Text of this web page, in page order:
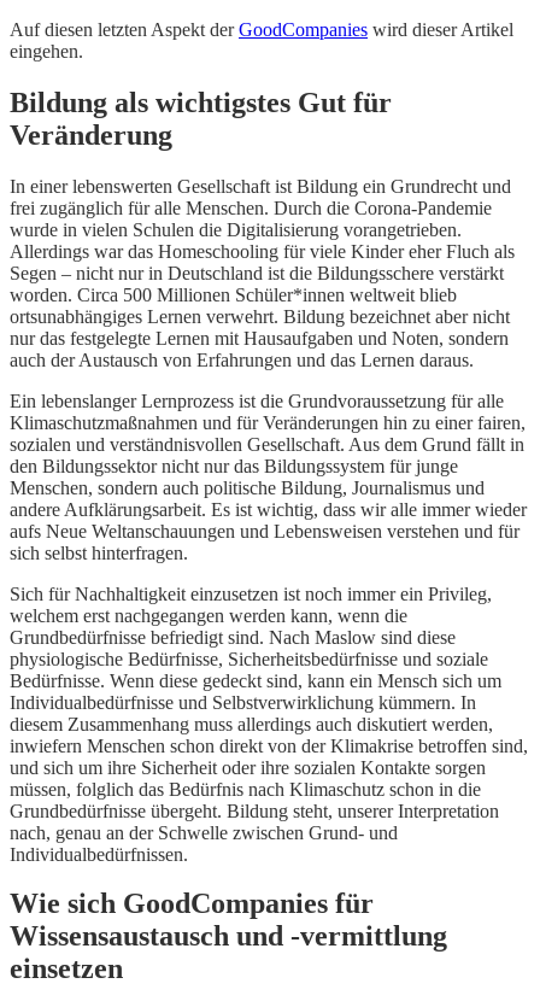
Auf diesen letzten Aspekt derGoodCompanies wird dieser Artikel
eingehen.
Bildung als wichtigstes Gut für
Veränderung
In einer lebenswerten Gesellschaft ist Bildung ein Grundrecht und
frei zugänglich für alle Menschen. Durch die Corona-Pandemie
wurde in vielen Schulen die Digitalisierung vorangetrieben.
Allerdings war das Homeschooling für viele Kinder eher Fluch als
Segen – nicht nur in Deutschland ist die Bildungsschere verstärkt
worden. Circa 500 Millionen Schüler*innen weltweit blieb
ortsunabhängiges Lernen verwehrt. Bildung bezeichnet aber nicht
nur das festgelegte Lernen mit Hausaufgaben und Noten, sondern
auch der Austausch von Erfahrungen und das Lernen daraus.
Ein lebenslanger Lernprozess ist die Grundvoraussetzung für alle
Klimaschutzmaßnahmen und für Veränderungen hin zu einer fairen,
sozialen und verständnisvollen Gesellschaft. Aus dem Grund fällt in
den Bildungssektor nicht nur das Bildungssystem für junge
Menschen, sondern auch politische Bildung, Journalismus und
andere Aufklärungsarbeit. Es ist wichtig, dass wir alle immer wieder
aufs Neue Weltanschauungen und Lebensweisen verstehen und für
sich selbst hinterfragen.
Sich für Nachhaltigkeit einzusetzen ist noch immer ein Privileg,
welchem erst nachgegangen werden kann, wenn die
Grundbedürfnisse befriedigt sind. Nach Maslow sind diese
physiologische Bedürfnisse, Sicherheitsbedürfnisse und soziale
Bedürfnisse. Wenn diese gedeckt sind, kann ein Mensch sich um
Individualbedürfnisse und Selbstverwirklichung kümmern. In
diesem Zusammenhang muss allerdings auch diskutiert werden,
inwiefern Menschen schon direkt von der Klimakrise betroffen sind,
und sich um ihre Sicherheit oder ihre sozialen Kontakte sorgen
müssen, folglich das Bedürfnis nach Klimaschutz schon in die
Grundbedürfnisse übergeht. Bildung steht, unserer Interpretation
nach, genau an der Schwelle zwischen Grund- und
Individualbedürfnissen.
Wie sich GoodCompanies für
Wissensaustausch und -vermittlung
einsetzen